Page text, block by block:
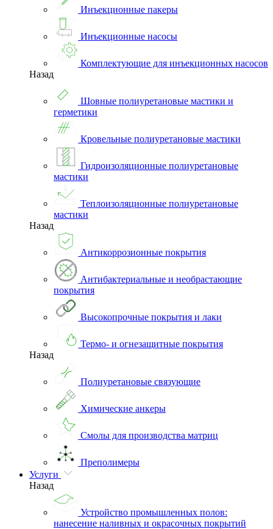
Инъекционные пакеры
Инъекционные насосы
Комплектующие для инъекционных насосов
Назад
Шовные полиуретановые мастики и
герметики
Кровельные полиуретановые мастики
Гидроизоляционные полиуретановые
мастики
Теплоизоляционные полиуретановые
мастики
Назад
Антикоррозионные покрытия
Антибактериальные и необрастающие
покрытия
Высокопрочные покрытия и лаки
Термо- и огнезащитные покрытия
Назад
Полиуретановые связующие
Химические анкеры
Смолы для производства матриц
Преполимеры
Услуги
Назад
Устройство промышленных полов:
нанесение наливных и окрасочных покрытий